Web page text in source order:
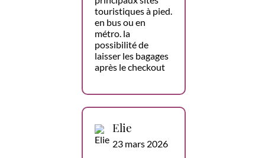
touristiques à pied.
en bus ou en
métro. la
possibilité de
laisser les bagages
après le checkout
Elie
23 mars 2026